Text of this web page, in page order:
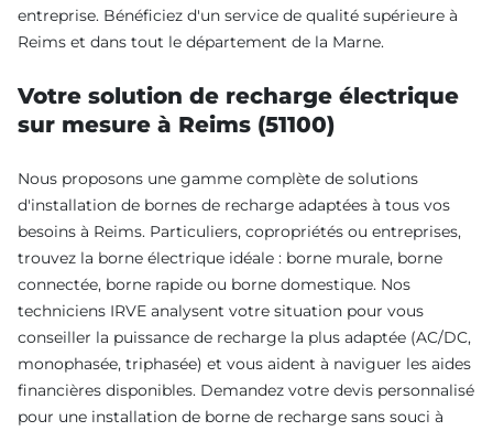
entreprise. Bénéficiez d'un service de qualité supérieure à
Reims et dans tout le département de la Marne.
Votre solution de recharge électrique
sur mesure à Reims (51100)
Nous proposons une gamme complète de solutions
d'installation de bornes de recharge adaptées à tous vos
besoins à Reims. Particuliers, copropriétés ou entreprises,
trouvez la borne électrique idéale : borne murale, borne
connectée, borne rapide ou borne domestique. Nos
techniciens IRVE analysent votre situation pour vous
conseiller la puissance de recharge la plus adaptée (AC/DC,
monophasée, triphasée) et vous aident à naviguer les aides
financières disponibles. Demandez votre devis personnalisé
pour une installation de borne de recharge sans souci à